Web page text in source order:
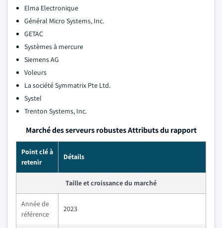
Elma Electronique
Général Micro Systems, Inc.
GETAC
Systèmes à mercure
Siemens AG
Voleurs
La société Symmatrix Pte Ltd.
Systel
Trenton Systems, Inc.
Marché des serveurs robustes Attributs du rapport
Point clé à
retenir
Détails
Taille et croissance du marché
Année de
référence
2023